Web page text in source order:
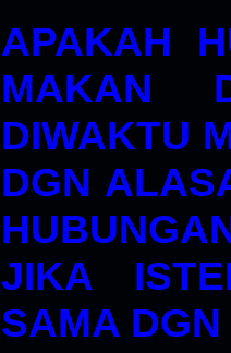
APAKAH
MAKAN
DIWAKTU
DGN
JIKA
SAMA